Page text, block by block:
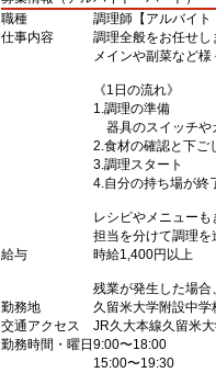
職種
調理師【アルバイト
仕事内容
調理全般をお任せし
メインや副菜など様
《1日の流れ》
1.調理の準備
器具のスイッチや
2.食材の確認と下ご
3.調理スタート
4.自分の持ち場が終
レシピやメニューも
担当を分けて調理
給与
時給1,400円以上
残業が発生した場合
勤務地
久留米大学附設中
交通アクセス
JR久大本線久留米
勤務時間・曜日 9:00〜18:00
15:00〜19:30